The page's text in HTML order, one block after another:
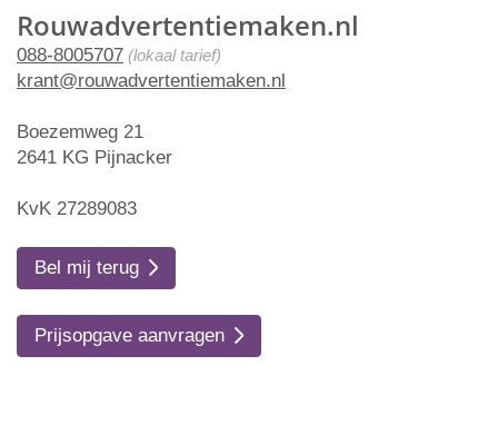
Rouwadvertentiemaken.nl
088-8005707 (lokaal tarief)
krant@rouwadvertentiemaken.nl
Boezemweg 21
2641 KG Pijnacker
KvK 27289083
Bel mij terug
Prijsopgave aanvragen